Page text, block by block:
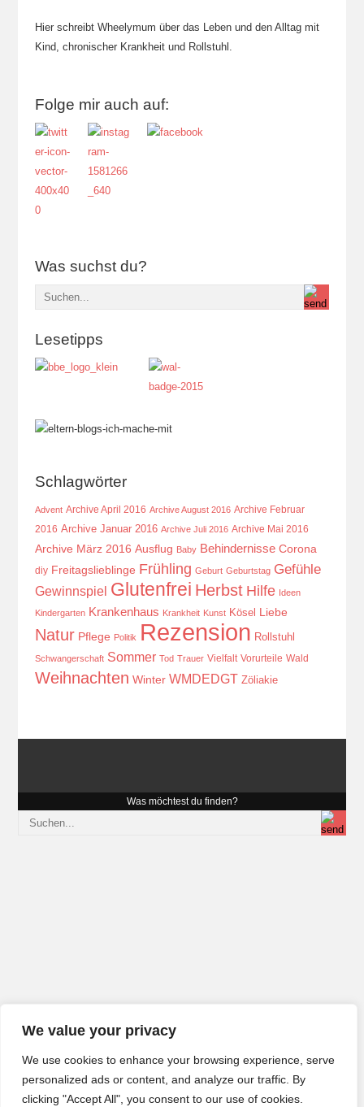
We value your privacy
We use cookies to enhance your browsing experience, serve
personalized ads or content, and analyze our traffic. By
clicking "Accept All", you consent to our use of cookies.
Hier schreibt Wheelymum über das Leben und den Alltag mit
Kind, chronischer Krankheit und Rollstuhl.
Folge mir auch auf:
Was suchst du?
Lesetipps
Schlagwörter
Advent Archive April 2016 Archive August 2016 Archive Februar
2016 Archive Januar 2016 Archive Juli 2016 Archive Mai 2016
Archive März 2016 Ausflug Baby Behindernisse Corona
diy Freitagslieblinge Frühling Geburt Geburtstag Gefühle
Gewinnspiel Glutenfrei Herbst Hilfe Ideen
Kindergarten Krankenhaus Krankheit Kunst Kösel Liebe
Natur Pflege Politik Rezension Rollstuhl
Schwangerschaft Sommer Tod Trauer Vielfalt Vorurteile Wald
Weihnachten Winter WMDEDGT Zöliakie
Was möchtest du finden?